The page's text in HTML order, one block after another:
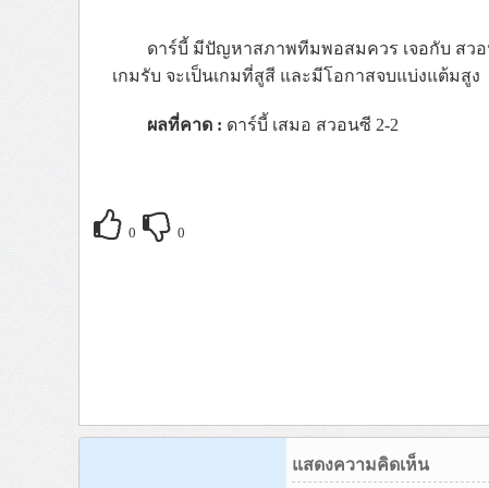
ดาร์บี้ มีปัญหาสภาพทีมพอสมควร เจอกับ สว
เกมรับ จะเป็นเกมที่สูสี และมีโอกาสจบแบ่งแต้มสูง
ผลที่คาด : ดาร์บี้ เสมอ สวอนซี 2-2
0 0
แสดงความคิดเห็น